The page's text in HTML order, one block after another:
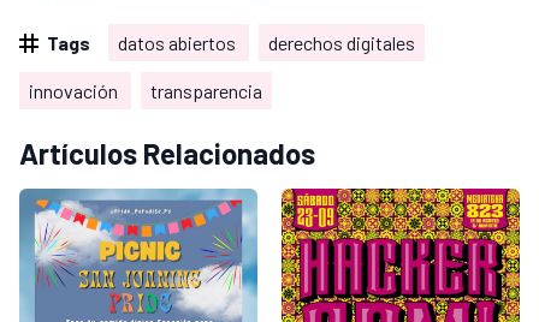
Tags datos abiertos derechos digitales
innovación transparencia
Artículos Relacionados